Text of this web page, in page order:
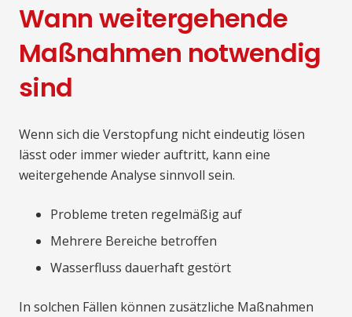
Wann weitergehende
Maßnahmen notwendig
sind
Wenn sich die Verstopfung nicht eindeutig lösen
lässt oder immer wieder auftritt, kann eine
weitergehende Analyse sinnvoll sein.
Probleme treten regelmäßig auf
Mehrere Bereiche betroffen
Wasserfluss dauerhaft gestört
In solchen Fällen können zusätzliche Maßnahmen